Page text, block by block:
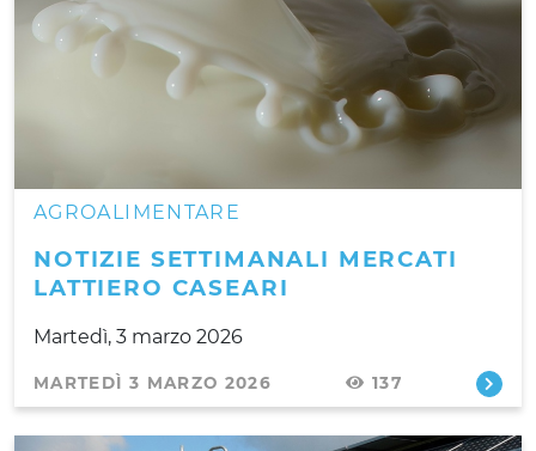
AGROALIMENTARE
NOTIZIE SETTIMANALI MERCATI
LATTIERO CASEARI
Martedì, 3 marzo 2026
MARTEDÌ 3 MARZO 2026 137